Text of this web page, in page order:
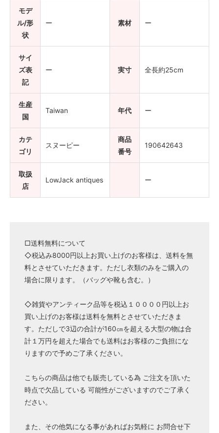
モデ
ル/形
状
ー 素材 ー
サイ
ズ表
記
ー 実寸 全長約25cm
生産
国
Taiwan 年代 ー
カテ
ゴリ
スヌーピー
商品
番号
190642643
取扱
店
LowJack antiques ー
□送料無料について
◇税込み8000円以上お買い上げのお客様は、送料を無
料とさせていただきます。ただし衣類のみをご購入の
場合に限ります。（バッグや靴も含む。）
◇雑貨やアンティーク品等を税込１００００円以上お
買い上げのお客様は送料を無料とさせていただきま
す。ただしで3辺の合計が160㎝を超える大型の物は合
計１万円を超えた場合でも送料はお客様のご負担にな
りますので予めご了承ください。
こちらの商品は他でも販売している為 ご注文を頂いた
時点で欠品している 可能性がございますのでご了承く
ださい。
また、その他気になる事があればお気軽に お問合せ下